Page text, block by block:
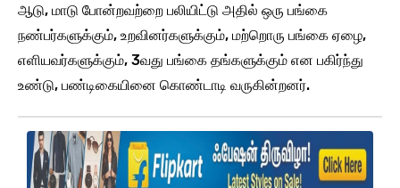
ஆடு, மாடு போன்றவற்றை பலியிட்டு அதில் ஒரு பங்கை
நண்பர்களுக்கும், உறவினர்களுக்கும், மற்றொரு பங்கை ஏழை,
எளியவர்களுக்கும், 3வது பங்கை தங்களுக்கும் என பகிர்ந்து
உண்டு, பண்டிகையினை கொண்டாடி வருகின்றனர்.